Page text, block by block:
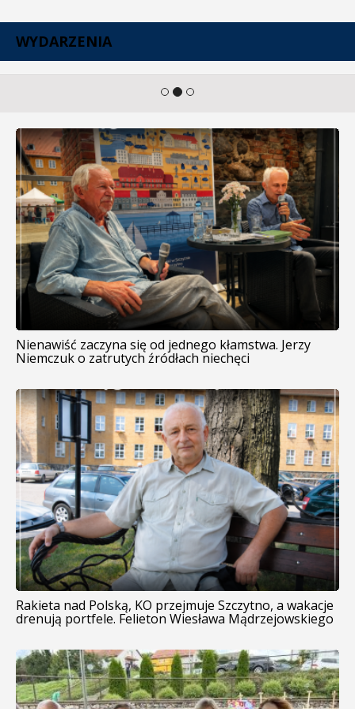
WYDARZENIA
Nienawiść zaczyna się od jednego kłamstwa. Jerzy
Niemczuk o zatrutych źródłach niechęci
Rakieta nad Polską, KO przejmuje Szczytno, a wakacje
drenują portfele. Felieton Wiesława Mądrzejowskiego